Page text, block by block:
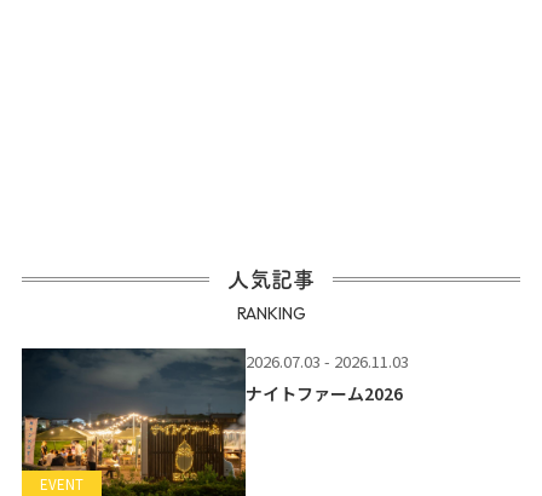
人気記事
RANKING
EVENT
2026.07.03 - 2026.11.03
ナイトファーム2026